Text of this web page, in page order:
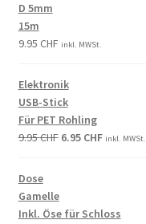
D 5mm
15m
9.95 CHF inkl. MWSt.
Elektronik
USB-Stick
Für PET Rohling
9.95CHF 6.95 CHF inkl. MWSt.
Dose
Gamelle
Inkl. Öse für Schloss